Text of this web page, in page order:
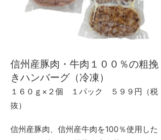
信州産豚肉・牛肉１００％の粗挽
きハンバーグ（冷凍）
１６０ｇ×２個 １パック ５９９円（税
抜）
信州産豚肉、信州産牛肉を100％使用した